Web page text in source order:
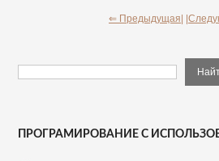
⇐ Предыдущая|
ПРОГРАМИРОВАНИЕ С